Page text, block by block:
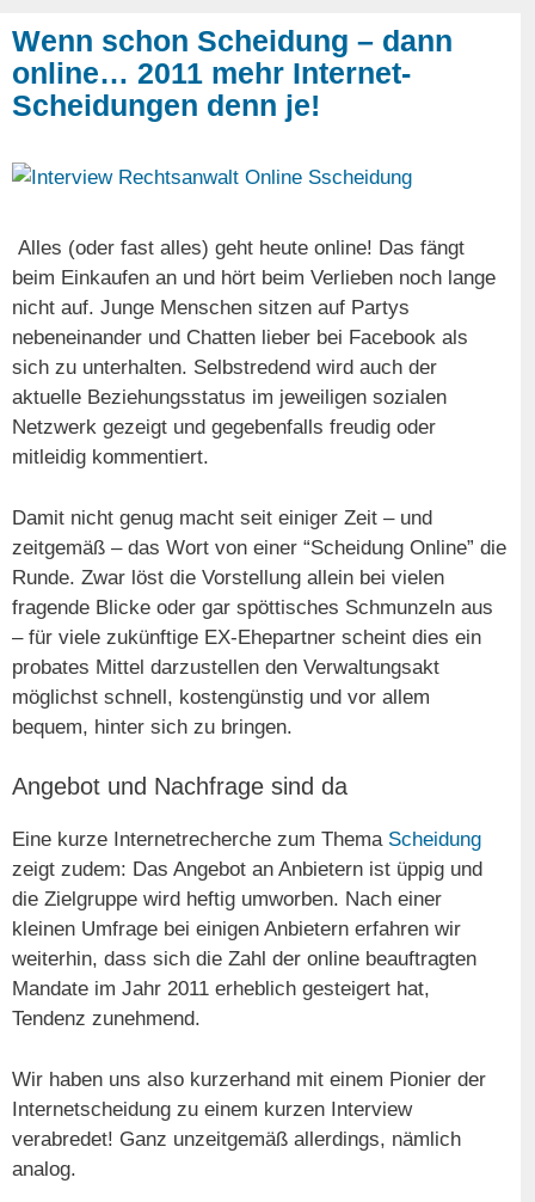
Wenn schon Scheidung – dann
online… 2011 mehr Internet-
Scheidungen denn je!
Alles (oder fast alles) geht heute online! Das fängt
beim Einkaufen an und hört beim Verlieben noch lange
nicht auf. Junge Menschen sitzen auf Partys
nebeneinander und Chatten lieber bei Facebook als
sich zu unterhalten. Selbstredend wird auch der
aktuelle Beziehungsstatus im jeweiligen sozialen
Netzwerk gezeigt und gegebenfalls freudig oder
mitleidig kommentiert.
Damit nicht genug macht seit einiger Zeit – und
zeitgemäß – das Wort von einer “Scheidung Online” die
Runde. Zwar löst die Vorstellung allein bei vielen
fragende Blicke oder gar spöttisches Schmunzeln aus
– für viele zukünftige EX-Ehepartner scheint dies ein
probates Mittel darzustellen den Verwaltungsakt
möglichst schnell, kostengünstig und vor allem
bequem, hinter sich zu bringen.
Angebot und Nachfrage sind da
Eine kurze Internetrecherche zum Thema Scheidung
zeigt zudem: Das Angebot an Anbietern ist üppig und
die Zielgruppe wird heftig umworben. Nach einer
kleinen Umfrage bei einigen Anbietern erfahren wir
weiterhin, dass sich die Zahl der online beauftragten
Mandate im Jahr 2011 erheblich gesteigert hat,
Tendenz zunehmend.
Wir haben uns also kurzerhand mit einem Pionier der
Internetscheidung zu einem kurzen Interview
verabredet! Ganz unzeitgemäß allerdings, nämlich
analog.